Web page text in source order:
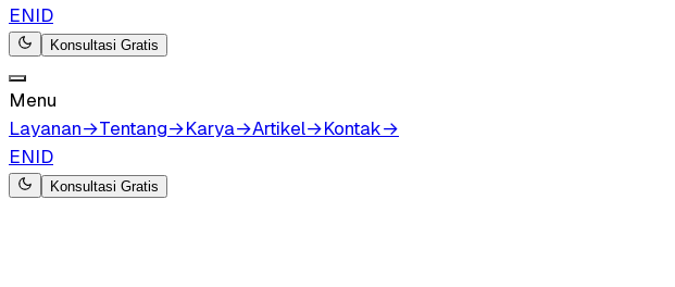
ENID
Konsultasi Gratis
Menu
Layanan→Tentang→Karya→Artikel→Kontak→
ENID
Konsultasi Gratis